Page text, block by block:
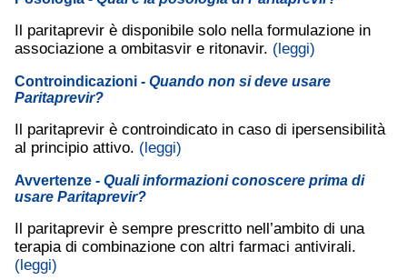
Il paritaprevir è disponibile solo nella formulazione in
associazione a ombitasvir e ritonavir. (leggi)
Controindicazioni - Quando non si deve usare
Paritaprevir?
Il paritaprevir è controindicato in caso di ipersensibilità
al principio attivo. (leggi)
Avvertenze - Quali informazioni conoscere prima di
usare Paritaprevir?
Il paritaprevir è sempre prescritto nell’ambito di una
terapia di combinazione con altri farmaci antivirali.
(leggi)